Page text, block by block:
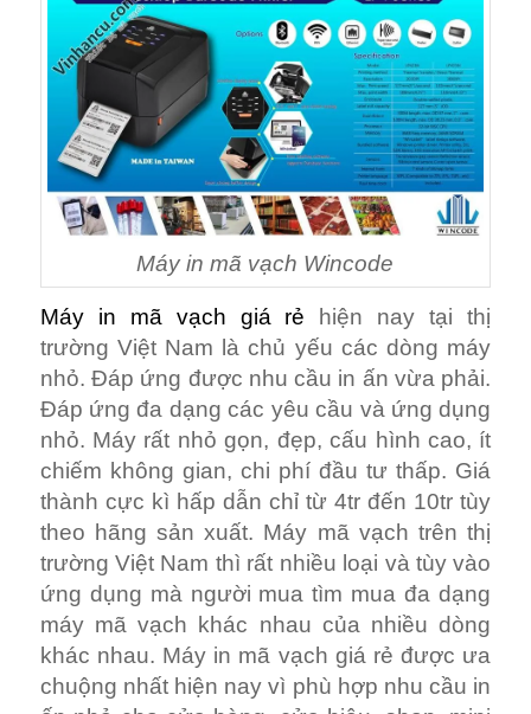
Máy in mã vạch Wincode
Máy in mã vạch giá rẻ
hiện nay tại thị
trường Việt Nam là chủ yếu các dòng máy
nhỏ. Đáp ứng được nhu cầu in ấn vừa phải.
Đáp ứng đa dạng các yêu cầu và ứng dụng
nhỏ. Máy rất nhỏ gọn, đẹp, cấu hình cao, ít
chiếm không gian, chi phí đầu tư thấp. Giá
thành cực kì hấp dẫn chỉ từ 4tr đến 10tr tùy
theo hãng sản xuất. Máy mã vạch trên thị
trường Việt Nam thì rất nhiều loại và tùy vào
ứng dụng mà người mua tìm mua đa dạng
máy mã vạch khác nhau của nhiều dòng
khác nhau. Máy in mã vạch giá rẻ được ưa
chuộng nhất hiện nay vì phù hợp nhu cầu in